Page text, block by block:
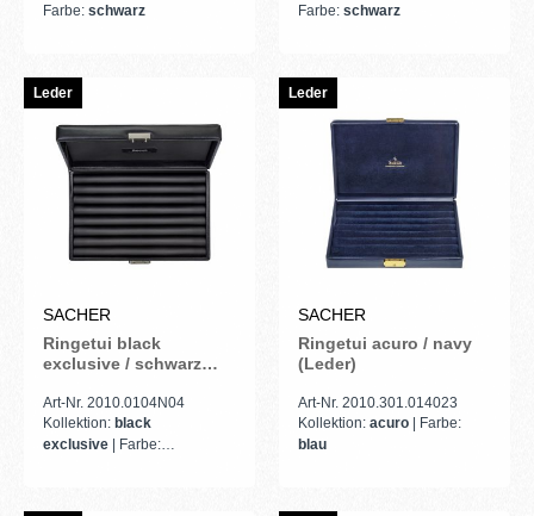
Farbe: schwarz
Farbe: schwarz
Leder
SACHER
Ringetui black
exclusive / schwarz
Art-Nr. 2010.0104N04
Kollektion: black
exclusive
| Farbe:
Leder
SACHER
Ringetui acuro / navy
(Leder)
Art-Nr. 2010.301.014023
Kollektion: acuro
| Farbe:
blau